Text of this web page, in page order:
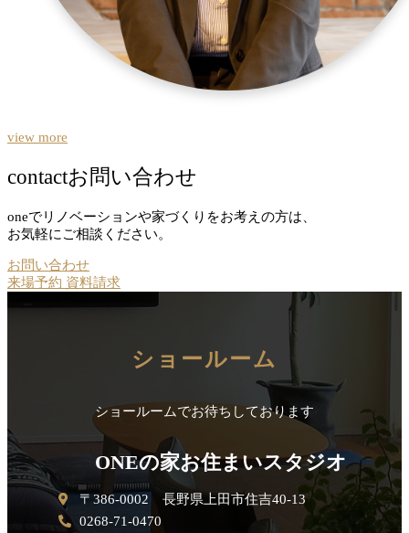
view more
contactお問い合わせ
oneでリノベーションや家づくりをお考えの方は、
お気軽にご相談ください。
お問い合わせ
来場予約 資料請求
ショールーム
ショールームでお待ちしております
ONEの家お住まいスタジオ
〒386-0002 長野県上田市住吉40-13
0268-71-0470